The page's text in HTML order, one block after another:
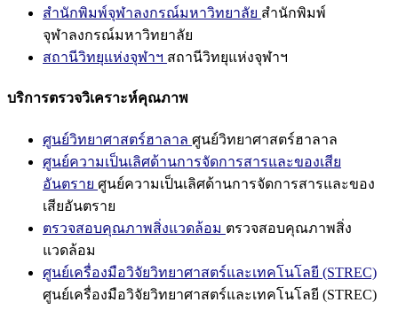
สำนักพิมพ์จุฬาลงกรณ์มหาวิทยาลัย สำนักพิมพ์
จุฬาลงกรณ์มหาวิทยาลัย
สถานีวิทยุแห่งจุฬาฯ สถานีวิทยุแห่งจุฬาฯ
บริการตรวจวิเคราะห์คุณภาพ
ศูนย์วิทยาศาสตร์ฮาลาล ศูนย์วิทยาศาสตร์ฮาลาล
ศูนย์ความเป็นเลิศด้านการจัดการสารและของเสีย
อันตราย ศูนย์ความเป็นเลิศด้านการจัดการสารและของ
เสียอันตราย
ตรวจสอบคุณภาพสิ่งแวดล้อม ตรวจสอบคุณภาพสิ่ง
แวดล้อม
ศูนย์เครื่องมือวิจัยวิทยาศาสตร์และเทคโนโลยี (STREC)
ศูนย์เครื่องมือวิจัยวิทยาศาสตร์และเทคโนโลยี (STREC)